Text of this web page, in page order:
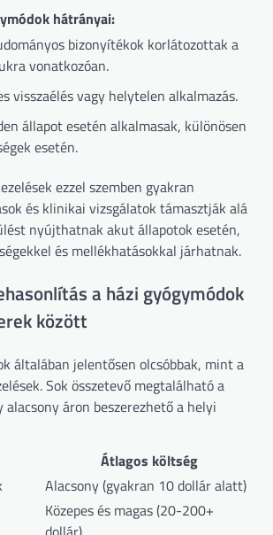
hátrányai:
bizonyítékok korlátozottak a
vonatkozóan.
visszaélés vagy helytelen alkalmazás.
állapot esetén alkalmasak, különösen
esetén.
ezzel szemben gyakran
és klinikai vizsgálatok támasztják alá
nyújthatnak akut állapotok esetén,
és mellékhatásokkal járhatnak.
a házi gyógymódok
között
általában jelentősen olcsóbbak, mint a
Sok összetevő megtalálható a
alacsony áron beszerezhető a helyi
Átlagos költség
Alacsony (gyakran 10 dollár alatt)
Közepes és magas (20-200+